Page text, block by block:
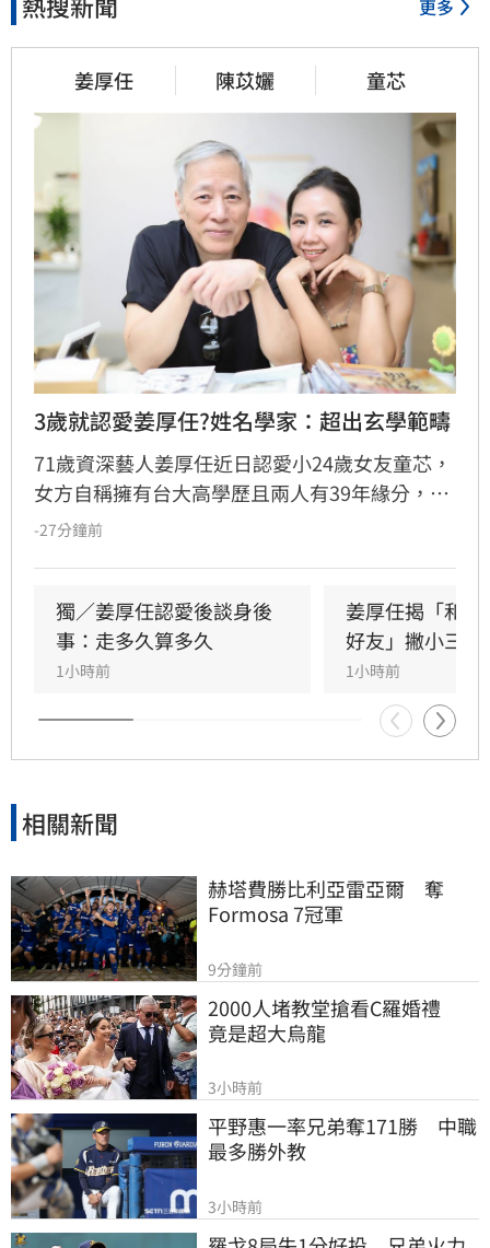
更多
姜厚任 陳苡孋 童芯
3歲就認愛姜厚任?姓名學家：超出玄學範疇
71歲資深藝人姜厚任近日認愛小24歲女友童芯，
女方自稱擁有台大高學歷且兩人有39年緣分，引
發熱議。隨後女方過往背景遭網友起底，包括多
恐有違反姓名條例疑慮，且其自稱三歲即認定對
方為老公的說法邏輯矛盾。吳睿穎直言，這段戀
情的人設背景過於離奇，已完全超出玄學範疇，
引發各界對女方真實動機的廣泛討論，這段戀情
也因此成為近期演藝圈備受矚目的焦點話題。
-27分鐘前
獨／姜厚任認愛後談身後
事：走多久算多久
1小時前
姜厚任揭「和
好友」撇小三傳
1小時前
相關新聞
赫塔費勝比利亞雷亞爾　奪
Formosa 7冠軍
9分鐘前
2000人堵教堂搶看C羅婚禮
竟是超大烏龍
3小時前
平野惠一率兄弟奪171勝　中職
最多勝外教
3小時前